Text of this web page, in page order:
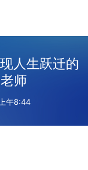
人生跃迁的
师
午8:44